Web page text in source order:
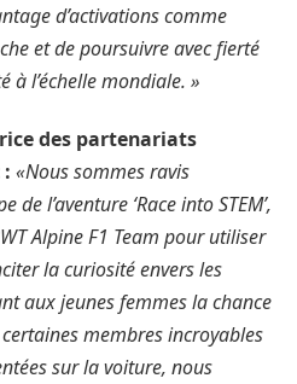
d’activations comme
et de poursuivre avec fierté
l’échelle mondiale. »
des partenariats
«Nous sommes ravis
l’aventure ‘Race into STEM’,
Alpine F1 Team pour utiliser
la curiosité envers les
aux jeunes femmes la chance
membres incroyables
sur la voiture, nous